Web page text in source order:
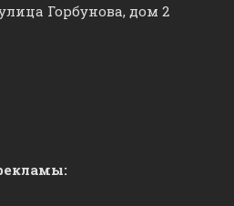
Горбунова, дом 2